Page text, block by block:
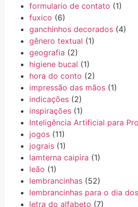
formulario de contato (1)
fuxico (6)
ganchinhos decorados (4)
gênero textual (1)
geografia (2)
higiene bucal (1)
hora do conto (2)
impressão das mãos (1)
indicações (2)
inspirações (1)
Inteligência Artificial para
jogos (11)
jograis (1)
lamterna caipira (1)
leão (1)
lembrancinhas (52)
lembrancinhas para o dia
letra do alfabeto (7)